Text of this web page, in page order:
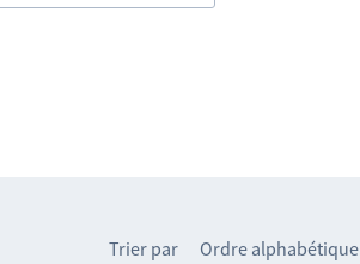
Trier par Ordre alphabétique